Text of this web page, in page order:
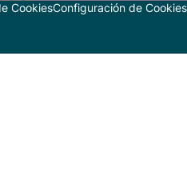
CookiesConfiguración de Cookies